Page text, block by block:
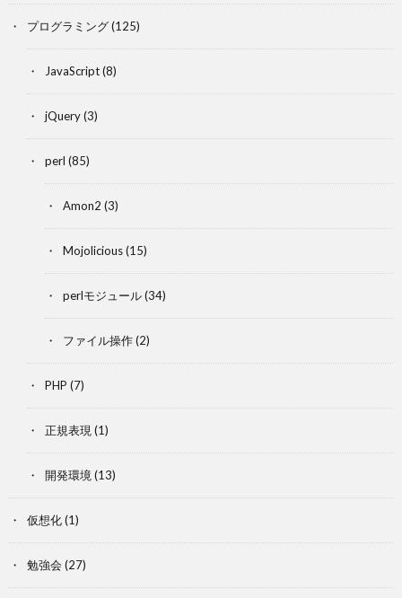
プログラミング(125)
JavaScript(8)
jQuery(3)
perl (85)
Amon2 (3)
Mojolicious(15)
perlモジュール(34)
ファイル操作(2)
PHP (7)
正規表現 (1)
開発環境 (13)
仮想化(1)
勉強会 (27)